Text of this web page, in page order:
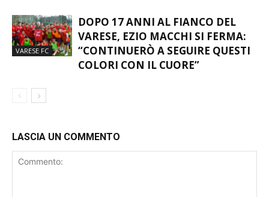
VARESE FC
DOPO 17 ANNI AL FIANCO DEL
VARESE, EZIO MACCHI SI FERMA:
“CONTINUERÒ A SEGUIRE QUESTI
COLORI CON IL CUORE”
LASCIA UN COMMENTO